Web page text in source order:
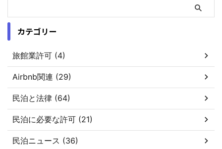
カテゴリー
旅館業許可 (4)
Airbnb関連 (29)
民泊と法律 (64)
民泊に必要な許可 (21)
民泊ニュース (36)